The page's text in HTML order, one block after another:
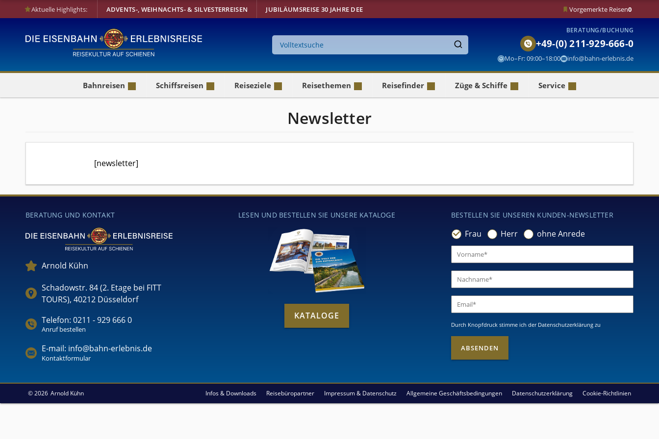
Aktuelle Highlights: ADVENTS-, WEIHNACHTS- & SILVESTERREISEN JUBILÄUMSREISE 30 JAHRE DEE Vorgemerkte Reisen0
Suche
auf
Finden
BERATUNG/BUCHUNG
+49-(0) 211-929-666-0
Mo–Fr: 09:00–18:00 info@bahn-erlebnis.de
Bahnreisen Schiffsreisen Reiseziele Reisethemen Reisefinder Züge & Schiffe Service
Newsletter
[newsletter]
BERATUNG UND KONTAKT
Arnold Kühn
Schadowstr. 84 (2. Etage bei FITT
TOURS), 40212 Düsseldorf
Telefon: 0211 - 929 666 0
Anruf bestellen
E-mail: info@bahn-erlebnis.de
Kontaktformular
LESEN UND BESTELLEN SIE UNSERE KATALOGE
KATALOGE
BESTELLEN SIE UNSEREN KUNDEN-NEWSLETTER
Frau Herr ohne Anrede
Durch Knopfdruck stimme ich der Datenschutzerklärung zu
© 2026 Arnold Kühn Infos & Downloads Reisebüropartner Impressum & Datenschutz Allgemeine Geschäftsbedingungen Datenschutzerklärung Cookie-Richtlinien